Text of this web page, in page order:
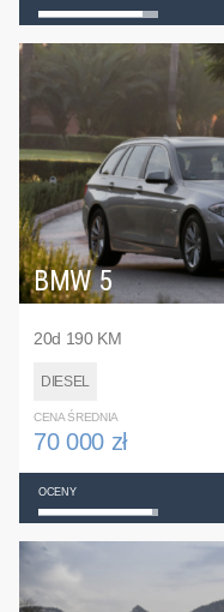
BMW 5
20d 190 KM
DIESEL
CENA ŚREDNIA
70 000 zł
OCENY